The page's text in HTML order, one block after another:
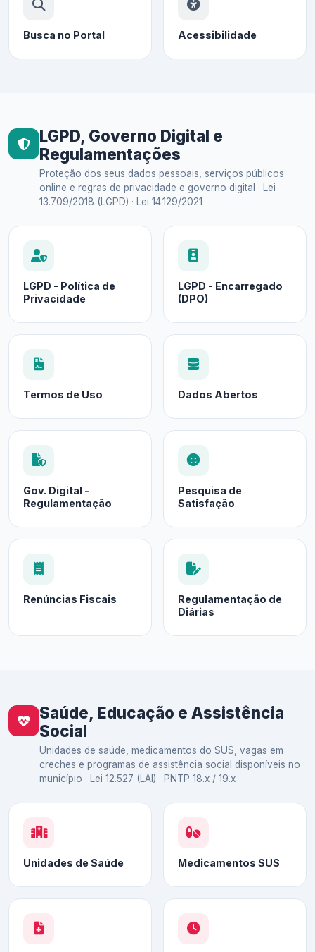
Busca no Portal Acessibilidade
LGPD, Governo Digital e
Regulamentações
Proteção dos seus dados pessoais, serviços públicos
online e regras de privacidade e governo digital · Lei
13.709/2018 (LGPD) · Lei 14.129/2021
LGPD - Política de
Privacidade
LGPD - Encarregado
(DPO)
Termos de Uso Dados Abertos
Gov. Digital -
Regulamentação
Pesquisa de
Satisfação
Renúncias Fiscais
Regulamentação de
Diárias
Saúde, Educação e Assistência
Social
Unidades de saúde, medicamentos do SUS, vagas em
creches e programas de assistência social disponíveis no
município · Lei 12.527 (LAI) · PNTP 18.x / 19.x
Unidades de Saúde Medicamentos SUS